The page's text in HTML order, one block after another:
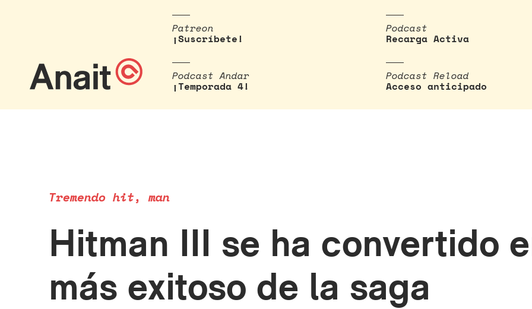
Patreon
¡Suscríbete!
Podcast
Recarga Activa
Podcast Andar
¡Temporada 4!
Podcast Reload
Acceso anticipado
Tremendo hit, man
Hitman III se ha convertido
más exitoso de la saga